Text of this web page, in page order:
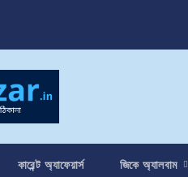
কারেন্ট অ্যাফেয়ার্স জিকে অ্যালবাম